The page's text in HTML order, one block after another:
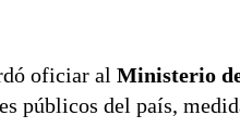
oficiar al Ministerio
públicos del país,